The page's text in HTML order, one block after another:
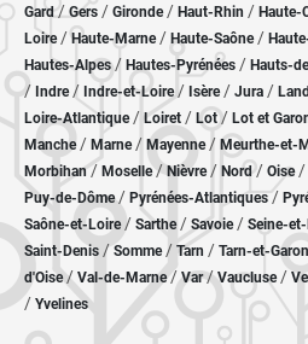
Gard/Gers / Gironde/ Haut-Rhin / Haute-
Loire/Haute-Marne/ Haute-Saône/
Hautes-Alpes/ Hautes-Pyrénées / Hauts-
/ Indre/ Indre-et-Loire/ Isère/ Jura /
Loire-Atlantique/ Loiret / Lot/ Lot et
Manche/ Marne/ Mayenne/ Meurthe-et-
Morbihan/ Moselle/ Nièvre / Nord/ Oise /
Puy-de-Dôme/ Pyrénées-Atlantiques /
Saône-et-Loire/ Sarthe/ Savoie/ Seine-
Saint-Denis /Somme/ Tarn / Tarn-et-
d'Oise/ Val-de-Marne/Var/Vaucluse/
/ Yvelines